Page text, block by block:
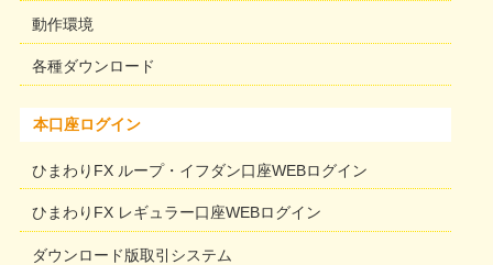
動作環境
各種ダウンロード
本口座ログイン
ひまわりFX ループ・イフダン口座WEBログイン
ひまわりFX レギュラー口座WEBログイン
ダウンロード版取引システム